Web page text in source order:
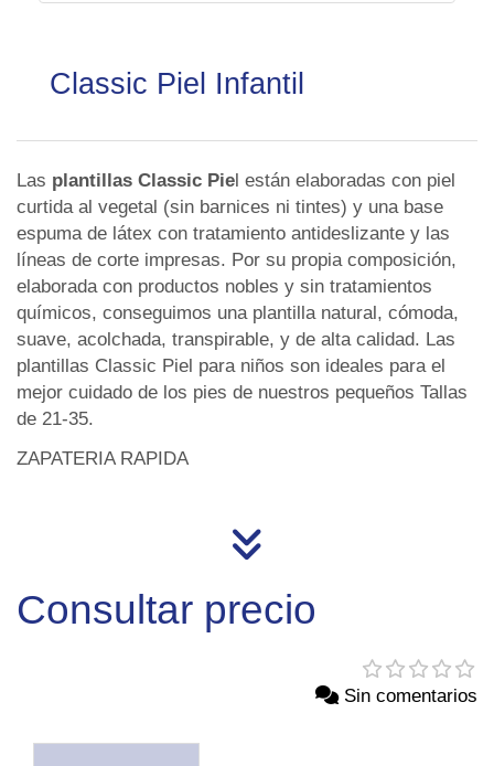
Classic Piel Infantil
Las plantillas Classic Piel están elaboradas con piel
curtida al vegetal (sin barnices ni tintes) y una base
espuma de látex con tratamiento antideslizante y las
líneas de corte impresas. Por su propia composición,
elaborada con productos nobles y sin tratamientos
químicos, conseguimos una plantilla natural, cómoda,
suave, acolchada, transpirable, y de alta calidad. Las
plantillas Classic Piel para niños son ideales para el
mejor cuidado de los pies de nuestros pequeños Tallas
de 21-35.
ZAPATERIA RAPIDA
Consultar precio
Sin comentarios